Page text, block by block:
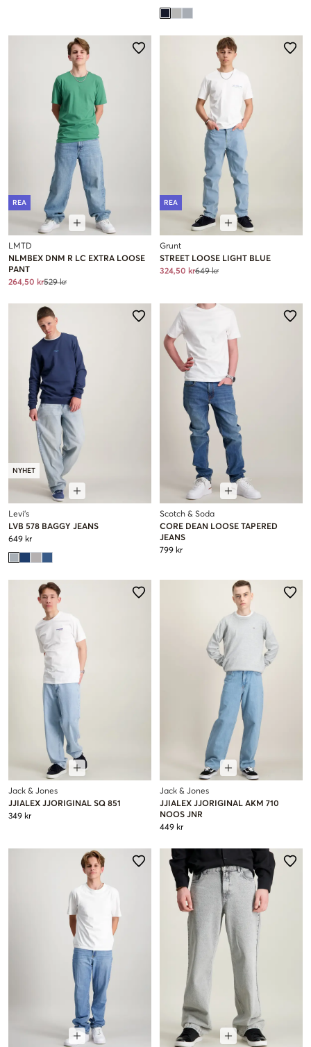
REA
LMTD
NLMBEX DNM R LC EXTRA LOOSE
PANT
264,50 kr529 kr
REA
Grunt
STREET LOOSE LIGHT BLUE
324,50 kr649 kr
NYHET
Levi's
LVB 578 BAGGY JEANS
649 kr
Scotch & Soda
CORE DEAN LOOSE TAPERED
JEANS
799 kr
Jack & Jones
JJIALEX JJORIGINAL SQ 851
349 kr
Jack & Jones
JJIALEX JJORIGINAL AKM 710
NOOS JNR
449 kr